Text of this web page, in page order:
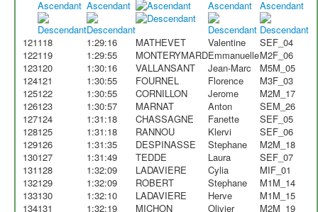
121118 1:29:16 MATHEVET Valentine
SEF_04
122119 1:29:55 MONTERYMARDEmmanuelleM2F_06
123120 1:30:16 VALLANSANT Jean-Marc
M5M_05
124121 1:30:55 FOURNEL Florence
M3F_03
125122 1:30:55 CORNILLON Jerome
M2M_17
126123 1:30:57 MARNAT Anton
SEM_26
127124 1:31:18 CHASSAGNE Fanette
SEF_05
128125 1:31:18 RANNOU Klervi
SEF_06
129126 1:31:35 DESPINASSE Stephane
M2M_18
130127 1:31:49 TEDDE Laura
SEF_07
131128 1:32:09 LADAVIERE Cylia
MIF_01
132129 1:32:09 ROBERT Stephane
M1M_14
133130 1:32:10 LADAVIERE Herve
M1M_15
134131 1:32:19 MICHON Olivier
M2M_19